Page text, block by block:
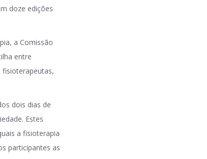
doze edições
a Comissão
entre
dois dias de
Estes
a fisioterapia
participantes as